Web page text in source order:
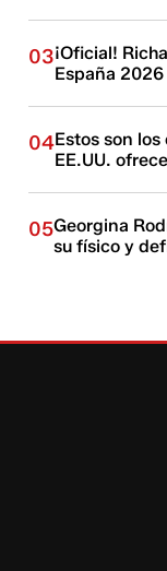
03¡Oficial!
España 2026
04Estos son
EE.UU.
05Georgina
su físico y